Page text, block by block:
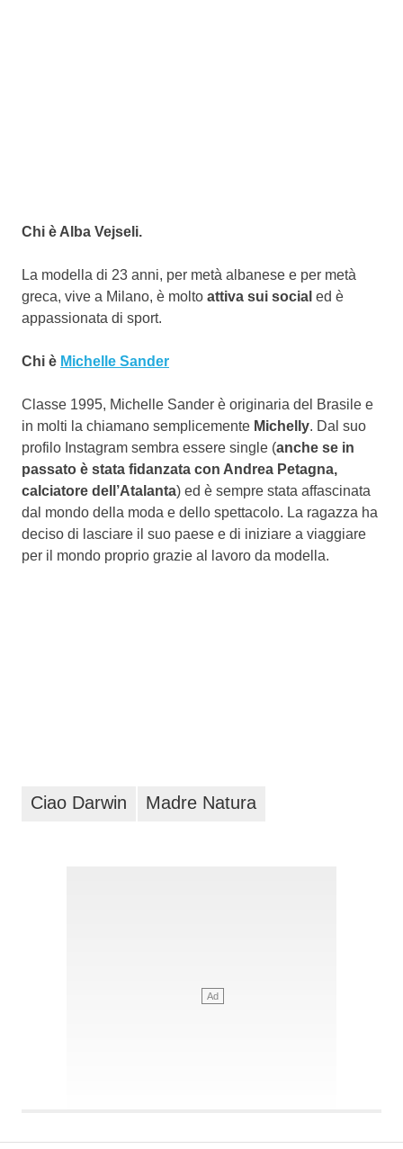
Chi è Alba Vejseli.
La modella di 23 anni, per metà albanese e per metà
greca, vive a Milano, è molto attiva sui social ed è
appassionata di sport.
Chi è Michelle Sander
Classe 1995, Michelle Sander è originaria del Brasile e
in molti la chiamano semplicemente Michelly. Dal suo
profilo Instagram sembra essere single (anche se in
passato è stata fidanzata con Andrea Petagna,
calciatore dell’Atalanta) ed è sempre stata affascinata
dal mondo della moda e dello spettacolo. La ragazza ha
deciso di lasciare il suo paese e di iniziare a viaggiare
per il mondo proprio grazie al lavoro da modella.
Ciao Darwin Madre Natura